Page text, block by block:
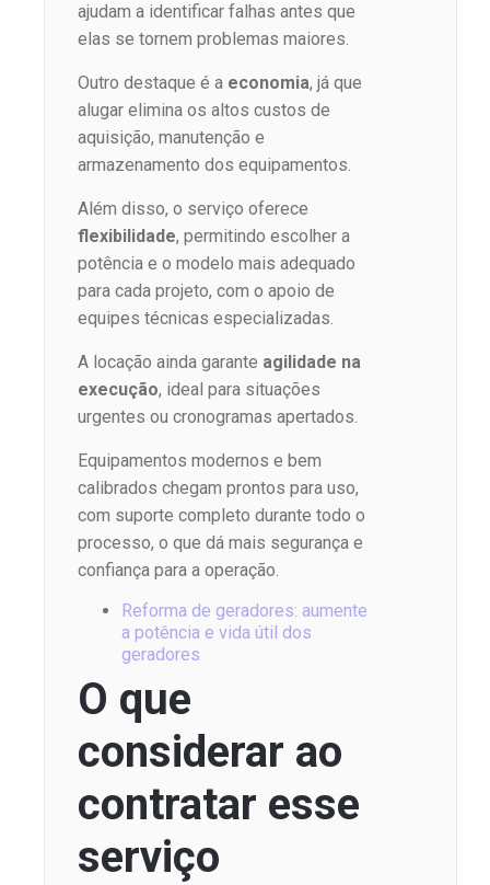
ajudam a identificar falhas antes que
elas se tornem problemas maiores.
Outro destaque é a economia, já que
alugar elimina os altos custos de
aquisição, manutenção e
armazenamento dos equipamentos.
Além disso, o serviço oferece
flexibilidade, permitindo escolher a
potência e o modelo mais adequado
para cada projeto, com o apoio de
equipes técnicas especializadas.
A locação ainda garante agilidade na
execução, ideal para situações
urgentes ou cronogramas apertados.
Equipamentos modernos e bem
calibrados chegam prontos para uso,
com suporte completo durante todo o
processo, o que dá mais segurança e
confiança para a operação.
Reforma de geradores: aumente
a potência e vida útil dos
geradores
O que
considerar ao
contratar esse
serviço